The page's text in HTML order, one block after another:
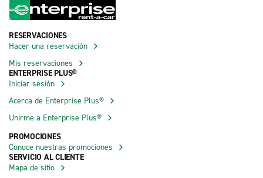
RESERVACIONES
Hacer una reservación
Mis reservaciones
ENTERPRISE PLUS®
Iniciar sesión
Acerca de Enterprise Plus®
Unirme a Enterprise Plus®
PROMOCIONES
Conoce nuestras promociones
SERVICIO AL CLIENTE
Mapa de sitio